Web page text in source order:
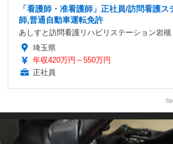
「看護師・准看護師」正社員/訪問看護
師,普通自動車運転免許
あしすと訪問看護リハビリステーション岩槻
埼玉県
年収420万円～550万円
正社員